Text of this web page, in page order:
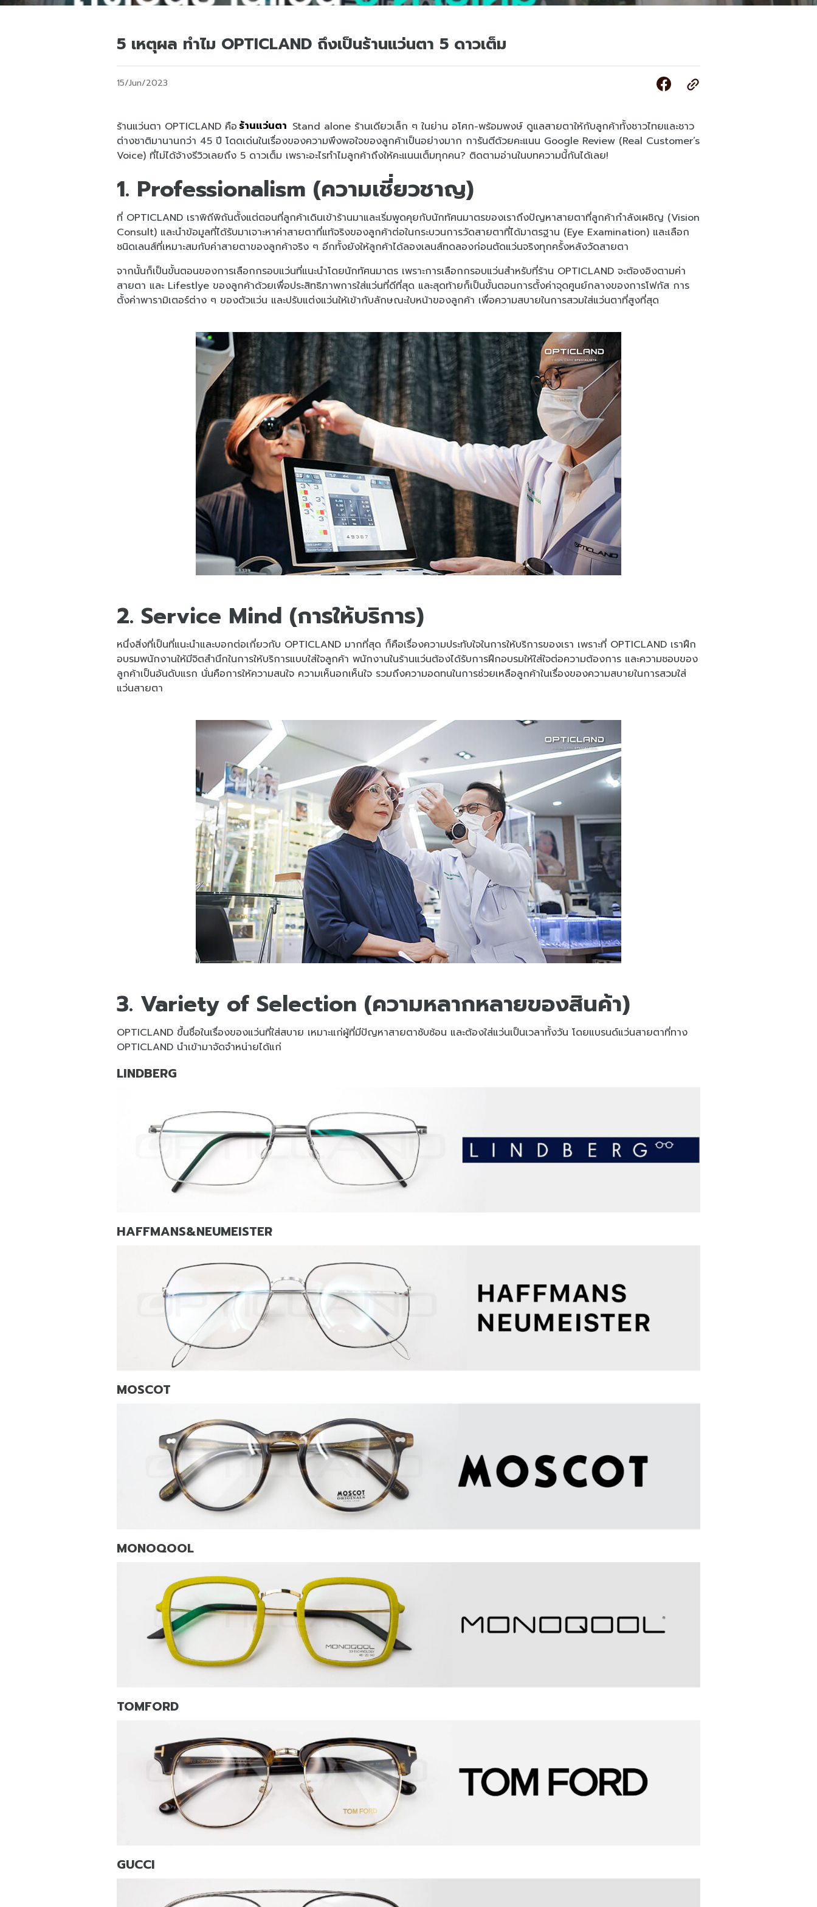
5 เหตุผล ทำไม OPTICLAND ถึงเป็นร้านแว่นตา 5 ดาวเต็ม
15/Jun/2023
ร้านแว่นตา OPTICLAND คือ ร้านแว่นตา Stand alone ร้านเดียวเล็ก ๆ ในย่าน อโศก-พร้อมพงษ์ ดูแลสายตาให้กับลูกค้าทั้งชาวไทยและชาว
ต่างชาติมานานกว่า 45 ปี โดดเด่นในเรื่องของความพึงพอใจของลูกค้าเป็นอย่างมาก การันตีด้วยคะแนน Google Review (Real Customer’s
Voice) ที่ไม่ได้จ้างรีวิวเลยถึง 5 ดาวเต็ม เพราะอะไรทำไมลูกค้าถึงให้คะแนนเต็มทุกคน? ติดตามอ่านในบทความนี้กันได้เลย!
1. Professionalism (ความเชี่ยวชาญ)
ที่ OPTICLAND เราพิถีพิถันตั้งแต่ตอนที่ลูกค้าเดินเข้าร้านมาและเริ่มพูดคุยกับนักทัศนมาตรของเราถึงปัญหาสายตาที่ลูกค้ากำลังเผชิญ (Vision
Consult) และนำข้อมูลที่ได้รับมาเจาะหาค่าสายตาที่แท้จริงของลูกค้าต่อในกระบวนการวัดสายตาที่ได้มาตรฐาน (Eye Examination) และเลือก
ชนิดเลนส์ที่เหมาะสมกับค่าสายตาของลูกค้าจริง ๆ อีกทั้งยังให้ลูกค้าได้ลองเลนส์ทดลองก่อนตัดแว่นจริงทุกครั้งหลังวัดสายตา
จากนั้นก็เป็นขั้นตอนของการเลือกกรอบแว่นที่แนะนำโดยนักทัศนมาตร เพราะการเลือกกรอบแว่นสำหรับที่ร้าน OPTICLAND จะต้องอิงตามค่า
สายตา และ Lifestlye ของลูกค้าด้วยเพื่อประสิทธิภาพการใส่แว่นที่ดีที่สุด และสุดท้ายก็เป็นขั้นตอนการตั้งค่าจุดศูนย์กลางของการโฟกัส การ
ตั้งค่าพารามิเตอร์ต่าง ๆ ของตัวแว่น และปรับแต่งแว่นให้เข้ากับลักษณะใบหน้าของลูกค้า เพื่อความสบายในการสวมใส่แว่นตาที่สูงที่สุด
2. Service Mind (การให้บริการ)
หนึ่งสิ่งที่เป็นที่แนะนำและบอกต่อเกี่ยวกับ OPTICLAND มากที่สุด ก็คือเรื่องความประทับใจในการให้บริการของเรา เพราะที่ OPTICLAND เราฝึก
อบรมพนักงานให้มีจิตสำนึกในการให้บริการแบบใส่ใจลูกค้า พนักงานในร้านแว่นต้องได้รับการฝึกอบรมให้ใส่ใจต่อความต้องการ และความชอบของ
ลูกค้าเป็นอันดับแรก นั่นคือการให้ความสนใจ ความเห็นอกเห็นใจ รวมถึงความอดทนในการช่วยเหลือลูกค้าในเรื่องของความสบายในการสวมใส่
แว่นสายตา
3. Variety of Selection (ความหลากหลายของสินค้า)
OPTICLAND ขึ้นชื่อในเรื่องของแว่นที่ใส่สบาย เหมาะแก่ผู้ที่มีปัญหาสายตาซับซ้อน และต้องใส่แว่นเป็นเวลาทั้งวัน โดยแบรนด์แว่นสายตาที่ทาง
OPTICLAND นำเข้ามาจัดจำหน่ายได้แก่
LINDBERG
HAFFMANS&NEUMEISTER
MOSCOT
MONOQOOL
TOMFORD
GUCCI